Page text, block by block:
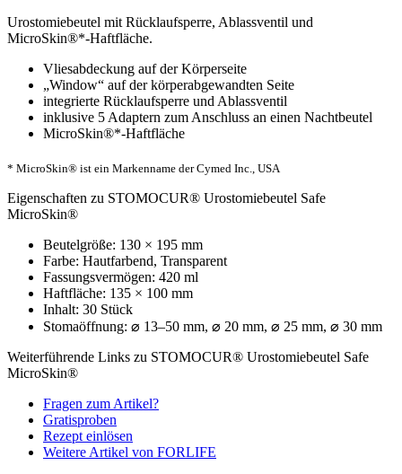
Urostomiebeutel mit Rücklaufsperre, Ablassventil und
MicroSkin®*-Haftfläche.
Vliesabdeckung auf der Körperseite
„Window“ auf der körperabgewandten Seite
integrierte Rücklaufsperre und Ablassventil
inklusive 5 Adaptern zum Anschluss an einen Nachtbeutel
MicroSkin®*-Haftfläche
* MicroSkin® ist ein Markenname der Cymed Inc., USA
Eigenschaften zu STOMOCUR® Urostomiebeutel Safe
MicroSkin®
Beutelgröße: 130 × 195 mm
Farbe: Hautfarbend, Transparent
Fassungsvermögen: 420 ml
Haftfläche: 135 × 100 mm
Inhalt: 30 Stück
Stomaöffnung: ⌀ 13–50 mm, ⌀ 20 mm, ⌀ 25 mm, ⌀ 30 mm
Weiterführende Links zu STOMOCUR® Urostomiebeutel Safe
MicroSkin®
Fragen zum Artikel?
Gratisproben
Rezept einlösen
Weitere Artikel von FORLIFE